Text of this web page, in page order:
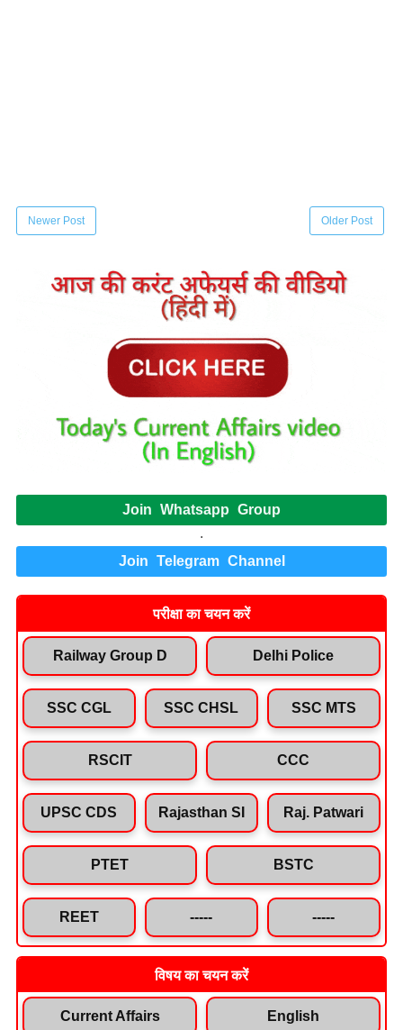
Newer Post Older Post
Join Whatsapp Group
.
Join Telegram Channel
परीक्षा का चयन करें
Railway Group D Delhi Police
SSC CGL SSC CHSL SSC MTS
RSCIT CCC
UPSC CDS Rajasthan SI Raj. Patwari
PTET BSTC
REET ----- -----
विषय का चयन करें
Current Affairs English